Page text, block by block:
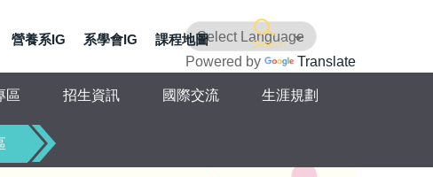
Search
Powered by Translate
營養系IG 系學會IG 課程地圖
區 招生資訊 國際交流 生涯規劃